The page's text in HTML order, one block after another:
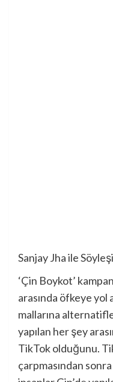
Sanjay Jha ile Söyleşi
‘Çin Boykot’
arasında öfkeye yol
mallarına
yapılan her şey
TikTok olduğunu.
çarpmasından